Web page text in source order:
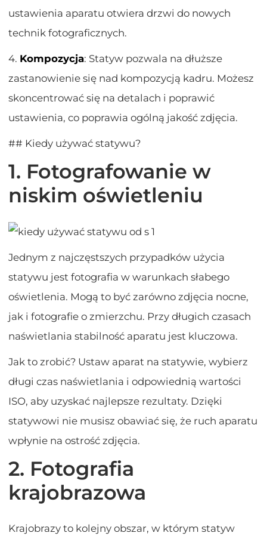
ustawienia aparatu otwiera drzwi do nowych
technik fotograficznych.
4. Kompozycja: Statyw pozwala na dłuższe
zastanowienie się nad kompozycją kadru. Możesz
skoncentrować się na detalach i poprawić
ustawienia, co poprawia ogólną jakość zdjęcia.
## Kiedy używać statywu?
1. Fotografowanie w
niskim oświetleniu
Jednym z najczęstszych przypadków użycia
statywu jest fotografia w warunkach słabego
oświetlenia. Mogą to być zarówno zdjęcia nocne,
jak i fotografie o zmierzchu. Przy długich czasach
naświetlania stabilność aparatu jest kluczowa.
Jak to zrobić? Ustaw aparat na statywie, wybierz
długi czas naświetlania i odpowiednią wartości
ISO, aby uzyskać najlepsze rezultaty. Dzięki
statywowi nie musisz obawiać się, że ruch aparatu
wpłynie na ostrość zdjęcia.
2. Fotografia
krajobrazowa
Krajobrazy to kolejny obszar, w którym statyw